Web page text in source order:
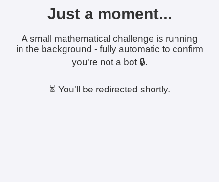
Just a moment...
A small mathematical challenge is running
in the background - fully automatic to confirm
you're not a bot 🔒.
⏳ You'll be redirected shortly.